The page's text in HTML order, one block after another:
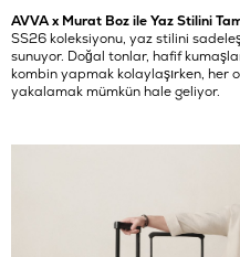
AVVA x Murat Boz ile Yaz Stilini
SS26 koleksiyonu, yaz stilini
sunuyor. Doğal tonlar, hafif
kombin yapmak kolaylaşırken,
yakalamak mümkün hale geliyor.